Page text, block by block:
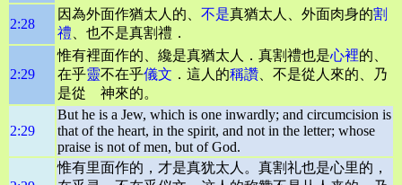
2:28
因為外面作猶太人的、 不是真猶太人、外面肉身的割
禮 、也不是真割禮．
2:29
惟有裡面作的、纔是真猶太人．真割禮也是心裡的、
在乎靈不在乎儀文 ．這人的稱讚 、不是從人來的、乃
是從 神來的。
2:29
But he is a Jew, which is one inwardly; and circumcision is
that of the heart, in the spirit, and not in the letter; whose
praise is not of men, but of God.
惟有里面作的，才是真犹太人。真割礼也是心里的，